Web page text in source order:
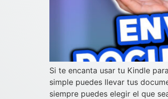
Si te encanta usar tu Kindle
simple puedes llevar tus
siempre puedes elegir el que